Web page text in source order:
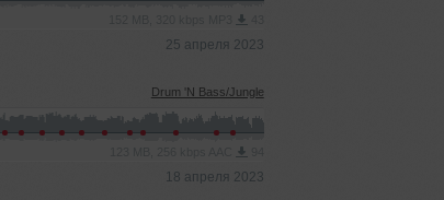
25 апреля 2023
Drum 'N Bass/Jungle
18 апреля 2023